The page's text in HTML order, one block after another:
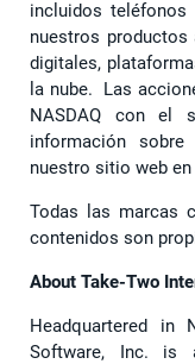
incluidos
nuestros
digitales,
la nube. Las
NASDAQ con el
información
nuestro sitio web en
Todas las marcas
contenidos son
About Take-Two
Headquartered in
Software, Inc. is